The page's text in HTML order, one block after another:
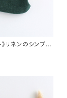
》リネンのシンプル